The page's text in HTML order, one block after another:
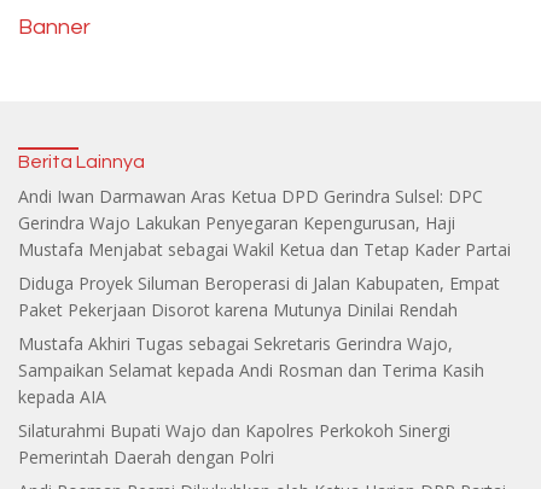
Banner
Berita Lainnya
Andi Iwan Darmawan Aras Ketua DPD Gerindra Sulsel: DPC
Gerindra Wajo Lakukan Penyegaran Kepengurusan, Haji
Mustafa Menjabat sebagai Wakil Ketua dan Tetap Kader Partai
Diduga Proyek Siluman Beroperasi di Jalan Kabupaten, Empat
Paket Pekerjaan Disorot karena Mutunya Dinilai Rendah
Mustafa Akhiri Tugas sebagai Sekretaris Gerindra Wajo,
Sampaikan Selamat kepada Andi Rosman dan Terima Kasih
kepada AIA
Silaturahmi Bupati Wajo dan Kapolres Perkokoh Sinergi
Pemerintah Daerah dengan Polri